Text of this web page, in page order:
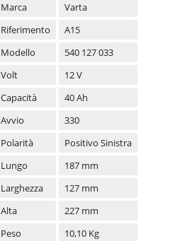
Marca
Varta
Riferimento
A15
Modello
540 127 033
Volt
12 V
Capacità
40 Ah
Avvio
330
Polarità
Positivo Sinistra
Lungo
187 mm
Larghezza
127 mm
Alta
227 mm
Peso
10,10 Kg